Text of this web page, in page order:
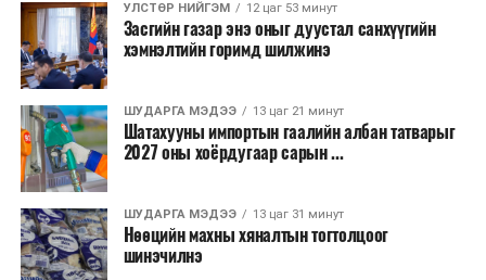
хөрөнгийн үнэ цэнэ өсөх зэрэг эдийн засгийн эерэг
үр нөлөө үзүүлнэ гэж тооцсон байна.
Трамвай нь цахилгаан эрчим хүчээр ажилладаг тул
ашиглалтын явцад агаар бохирдуулагч бодис шууд
ялгаруулахгүй. Иргэд хувийн автомашинаас их
багтаамжийн нийтийн тээвэрт шилжсэнээр замын
хөдөлгөөний ачаалал, нүүрстөрөгчийн давхар исэл
болон бусад хүлэмжийн хийн ялгарлыг бууруулах ач
холбогдолтой.
УЛСТӨР НИЙГЭМ 12 цаг 53 минут
Засгийн газар энэ оныг дуустал санхүүгийн
хэмнэлтийн горимд шилжинэ
ШУДАРГА МЭДЭЭ 13 цаг 21 минут
Шатахууны импортын гаалийн албан татварыг
2027 оны хоёрдугаар сарын ...
ШУДАРГА МЭДЭЭ 13 цаг 31 минут
Нөөцийн махны хяналтын тогтолцоог
шинэчилнэ